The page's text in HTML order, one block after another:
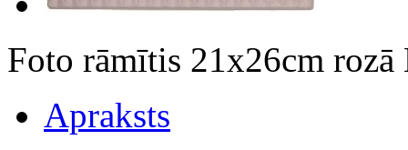
Foto rāmītis 21x26cm rozā
Apraksts